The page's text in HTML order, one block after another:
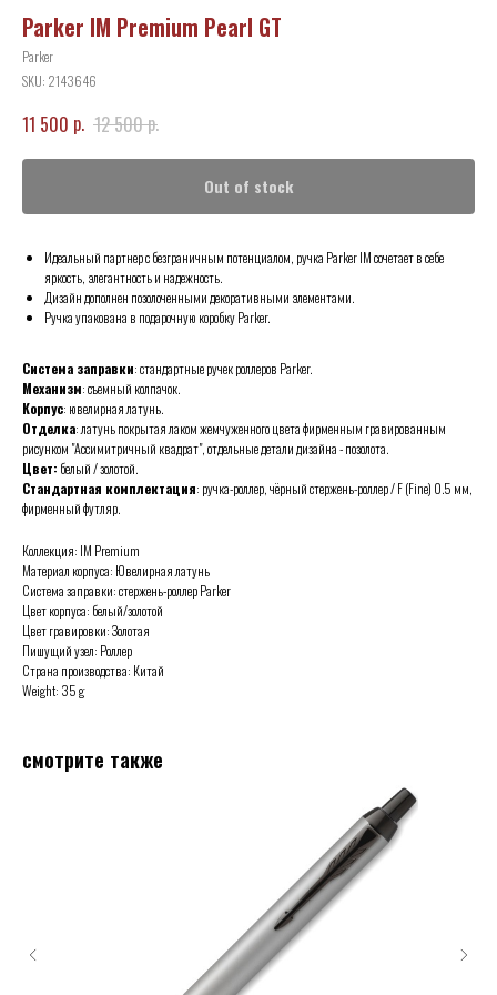
Parker IM Premium Pearl GT
Parker
SKU: 2143646
11 500 р. 12 500р.
Out of stock
Идеальный партнер с безграничным потенциалом, ручка Parker IM сочетает в себе
яркость, элегантность и надежность.
Дизайн дополнен позолоченными декоративными элементами.
Ручка упакована в подарочную коробку Parker.
Система заправки: стандартные ручек роллеров Parker.
Механизм: съемный колпачок.
Корпус: ювелирная латунь.
Отделка: латунь покрытая лаком жемчуженного цвета фирменным гравированным
рисунком "Ассимитричный квадрат", отдельные детали дизайна - позолота.
Цвет: белый / золотой.
Стандартная комплектация: ручка-роллер, чёрный стержень-роллер / F (Fine) 0.5 мм,
фирменный футляр.
Коллекция: IM Premium
Материал корпуса: Ювелирная латунь
Система заправки: стержень-роллер Parker
Цвет корпуса: белый/золотой
Цвет гравировки: Золотая
Пишущий узел: Роллер
Страна производства: Китай
Weight: 35 g
смотрите также